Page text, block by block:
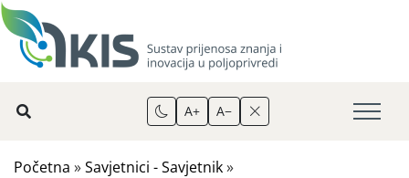
A+ A−
Početna »Savjetnici - Savjetnik»